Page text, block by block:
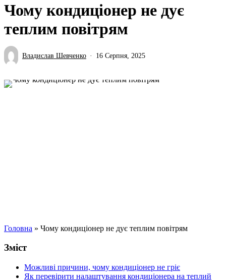
Чому кондиціонер не дує
теплим повітрям
Владислав Шевченко 16 Серпня, 2025
Головна » Чому кондиціонер не дує теплим повітрям
Зміст
Можливі причини, чому кондиціонер не гріє
Як перевірити налаштування кондиціонера на теплий